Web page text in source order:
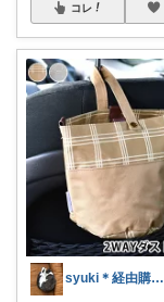
コレ
syuki＊経由購入感謝です🫶